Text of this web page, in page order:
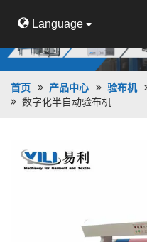
Language
首页 产品中心 验布机
数字化半自动验布机